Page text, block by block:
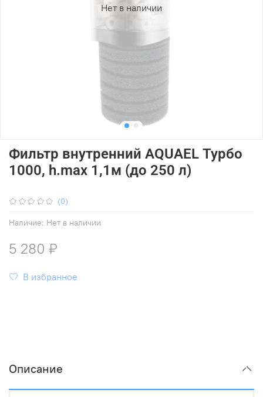
Нет в наличии
(0)
Наличие: Нет в наличии
Фильтр внутренний AQUAEL Турбо
1000, h.max 1,1м (до 250 л)
5 280 ₽
В избранное
Описание